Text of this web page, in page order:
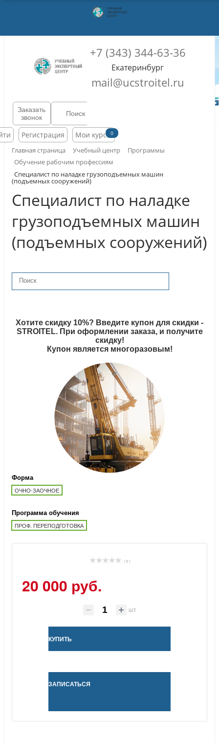
+7 (343) 344-63-36
Екатеринбург
mail@ucstroitel.ru
Заказать
звонок
Регистрация Мои курсы0
Главная страница Учебный центр
Программы
Обучение рабочим профессиям
Специалист по наладке грузоподъемных машин
(подъемных сооружений)
Специалист по наладке
грузоподъемных машин
(подъемных сооружений)
Хотите скидку 10%? Введите купон для скидки -
STROITEL. При оформлении заказа, и получите
скидку!
Купон является многоразовым!
Форма
ОЧНО-ЗАОЧНОЕ
Программа обучения
ПРОФ. ПЕРЕПОДГОТОВКА
( 0 )
20 000 руб.
шт
КУПИТЬ
ЗАПИСАТЬСЯ